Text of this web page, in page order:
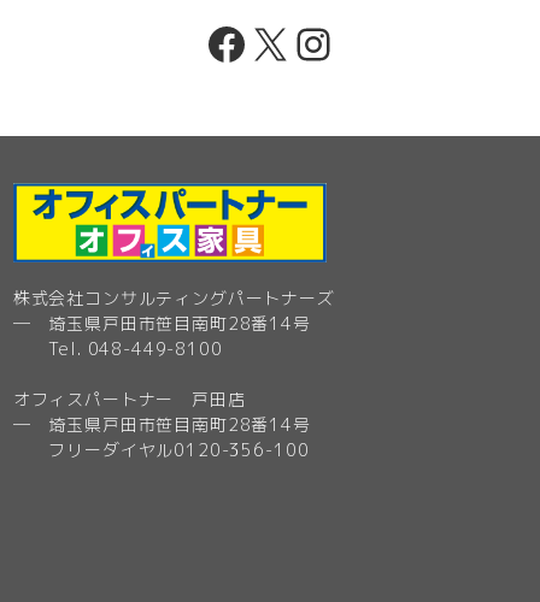
Facebook
X Instagram
株式会社コンサルティングパートナーズ
─ 埼玉県戸田市笹目南町28番14号
Tel. 048-449-8100
オフィスパートナー 戸田店
─ 埼玉県戸田市笹目南町28番14号
フリーダイヤル0120-356-100